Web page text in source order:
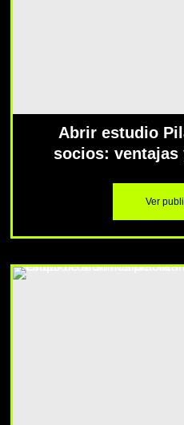
Abrir estudio
socios: ventajas
Ver